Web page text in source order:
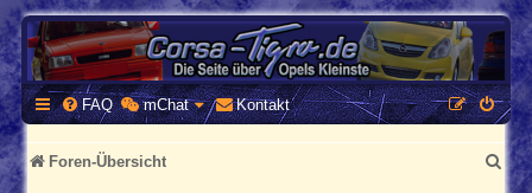
CORSA-TIGRA.DE
Homepage und Forum rund um Opel Corsa und Tigra
FAQ mChat Kontakt
Foren-Übersicht
S